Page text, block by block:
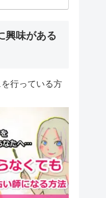
興味がある
行っている方